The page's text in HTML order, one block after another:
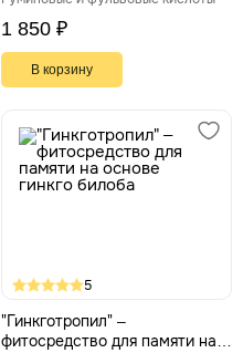
1 850 ₽
В корзину
5
"Гинкготропил" –
фитосредство для памяти на